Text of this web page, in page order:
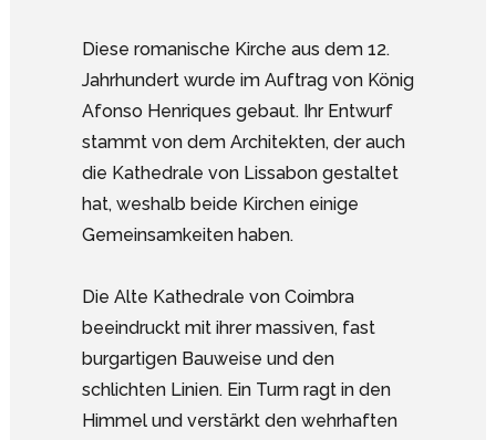
Diese romanische Kirche aus dem 12.
Jahrhundert wurde im Auftrag von König
Afonso Henriques gebaut. Ihr Entwurf
stammt von dem Architekten, der auch
die Kathedrale von Lissabon gestaltet
hat, weshalb beide Kirchen einige
Gemeinsamkeiten haben.
Die Alte Kathedrale von Coimbra
beeindruckt mit ihrer massiven, fast
burgartigen Bauweise und den
schlichten Linien. Ein Turm ragt in den
Himmel und verstärkt den wehrhaften